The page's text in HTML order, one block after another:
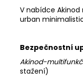
V nabídce
urban
Bezpečnostní
Akinod-
stažení)